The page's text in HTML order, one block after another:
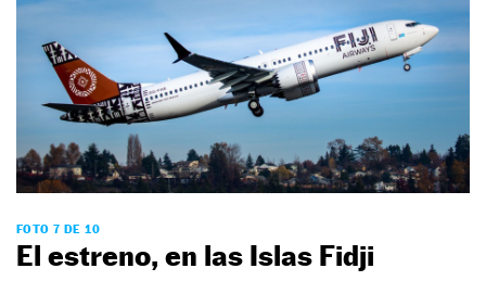
FOTO 7 DE 10
El estreno, en las Islas Fidji